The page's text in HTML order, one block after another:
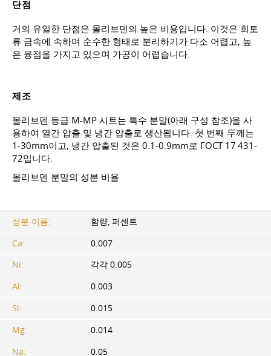
단점
거의 유일한 단점은 몰리브덴의 높은 비용입니다. 이것은 희토
류 금속에 속하며 순수한 형태로 분리하기가 다소 어렵고, 높
은 융점을 가지고 있으며 가공이 어렵습니다.
제조
몰리브덴 등급 M-MP 시트는 특수 분말(아래 구성 참조)을 사
용하여 열간 압출 및 냉간 압출로 생산됩니다. 첫 번째 두께는
1-30mm이고, 냉간 압출된 것은 0.1-0.9mm로 ГОСТ 17 431-
72입니다.
몰리브덴 분말의 성분 비율
성분 이름:
함량, 퍼센트
Ca:
0.007
Ni:
각각 0.005
Al:
0.003
Si:
0.015
Mg:
0.014
Na:
0.05